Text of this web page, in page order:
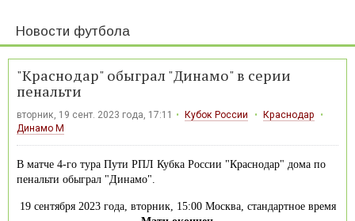
Новости футбола
"Краснодар" обыграл "Динамо" в серии
пенальти
вторник, 19 сент. 2023 года, 17:11 Кубок России
Краснодар
Динамо М
В матче 4-го тура Пути РПЛ Кубка России "Краснодар" дома по
пенальти обыграл "Динамо".
19 сентября 2023 года, вторник, 15:00 Москва, стандартное время